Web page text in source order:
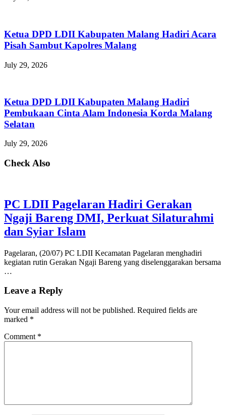
Ketua DPD LDII Kabupaten Malang Hadiri Acara
Pisah Sambut Kapolres Malang
July 29, 2026
Ketua DPD LDII Kabupaten Malang Hadiri
Pembukaan Cinta Alam Indonesia Korda Malang
Selatan
July 29, 2026
Check Also
PC LDII Pagelaran Hadiri Gerakan
Ngaji Bareng DMI, Perkuat Silaturahmi
dan Syiar Islam
Pagelaran, (20/07) PC LDII Kecamatan Pagelaran menghadiri
kegiatan rutin Gerakan Ngaji Bareng yang diselenggarakan bersama
…
Leave a Reply
Your email address will not be published. Required fields are
marked *
Comment *